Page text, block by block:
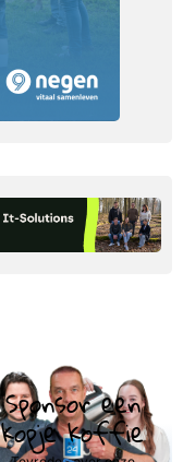
Sponsor een
kopje koffie